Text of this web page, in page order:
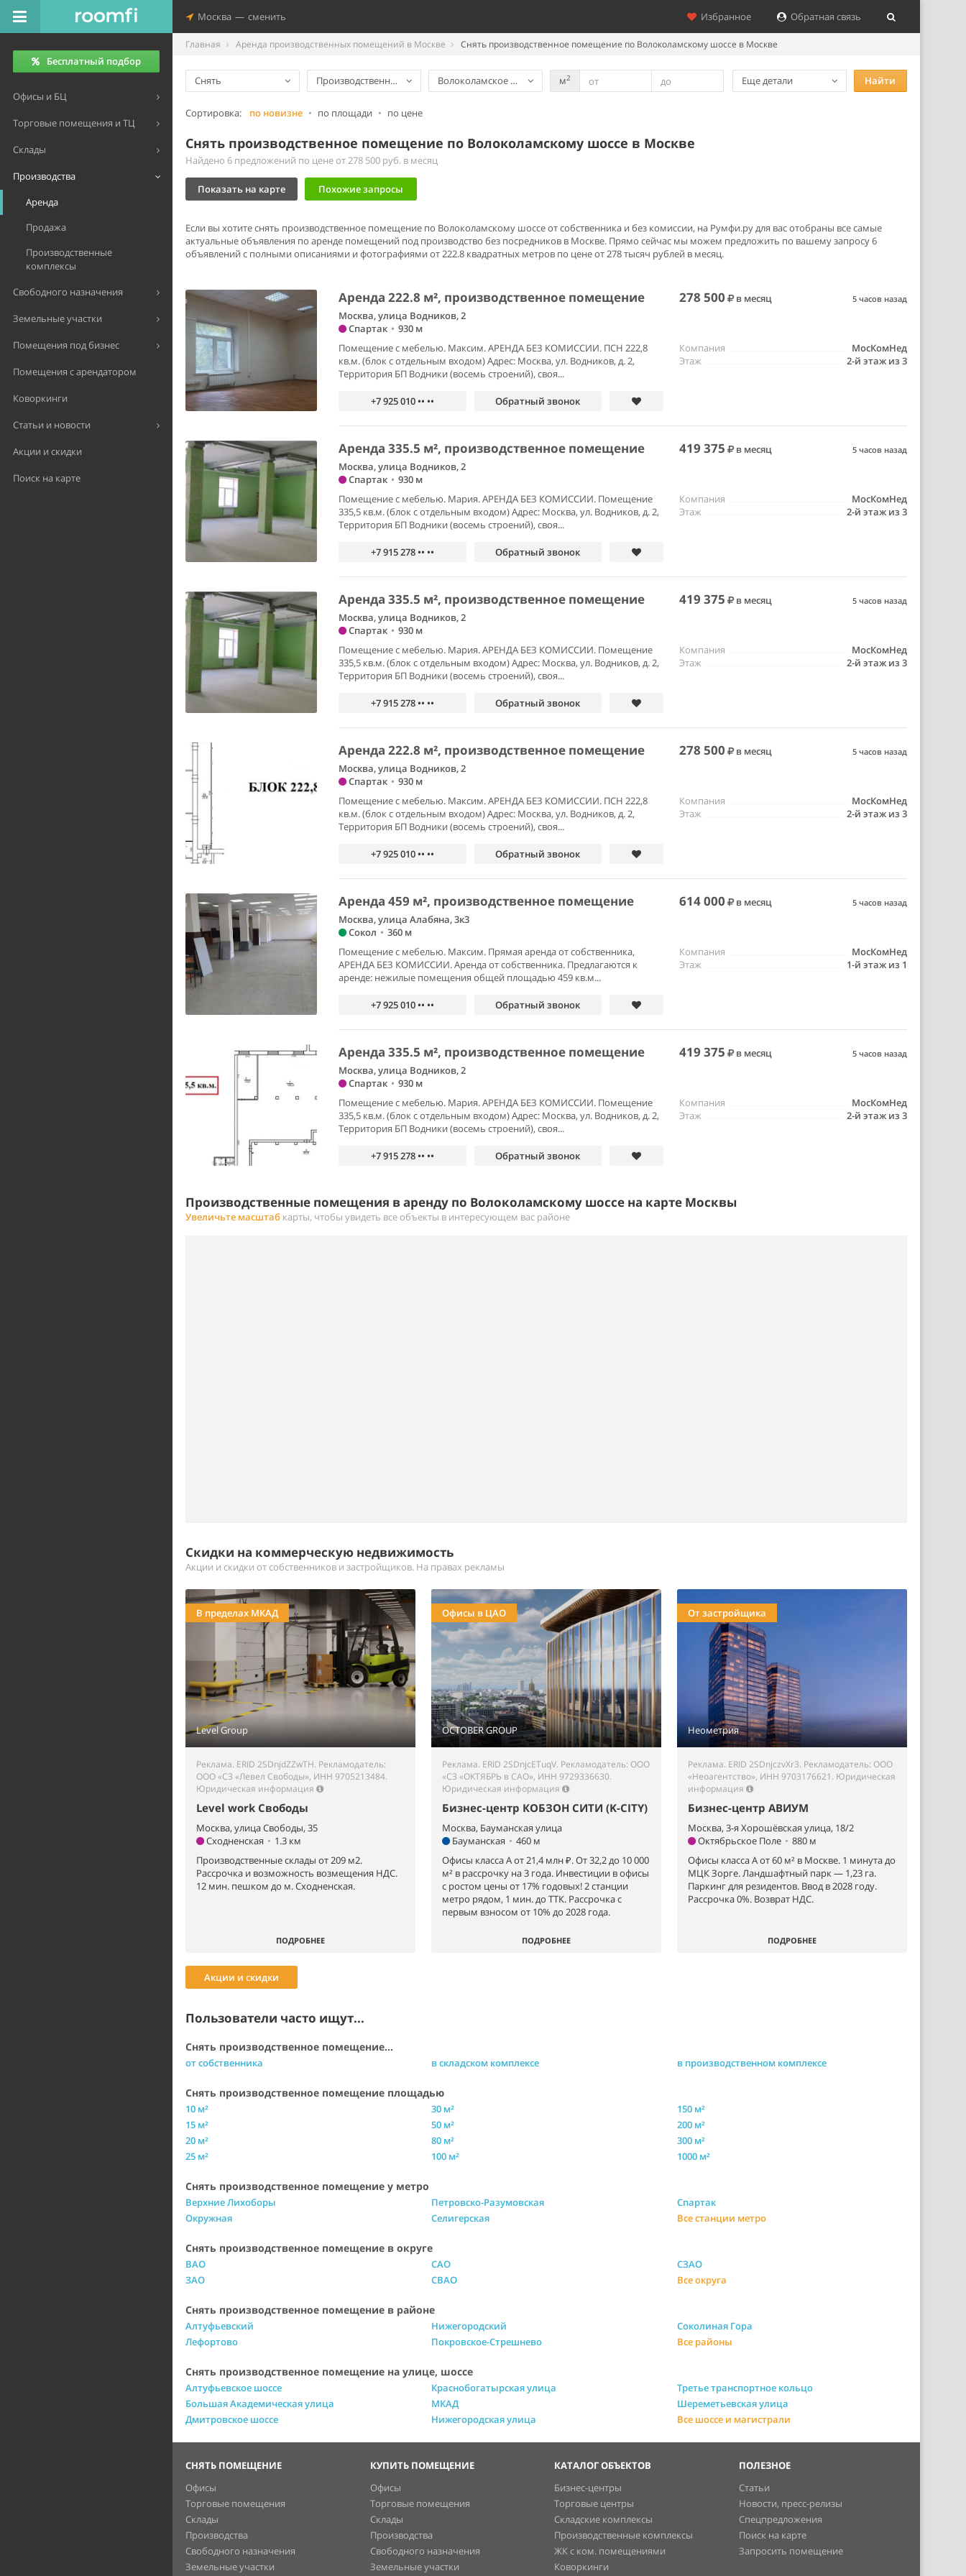
Москва — сменить Избранное Обратная связь
Бесплатный подбор
Офисы и БЦ
Торговые помещения и ТЦ
Склады
Производства
Аренда
Продажа
Производственные
комплексы
Свободного назначения
Земельные участки
Помещения под бизнес
Помещения с арендатором
Коворкинги
Статьи и новости
Акции и скидки
Поиск на карте
Главная Аренда производственных помещений в Москве Снять производственное помещение по Волоколамскому шоссе в Москве
Снять Производственное помещениеВолоколамское шоссе м2 Еще детали Найти
Сортировка: по новизне • по площади • по цене
Снять производственное помещение по Волоколамскому шоссе в Москве
Найдено 6 предложений по цене от 278 500 руб. в месяц
Показать на карте Похожие запросы
Если вы хотите снять производственное помещение по Волоколамскому шоссе от собственника и без комиссии, на Румфи.ру для вас отобраны все самые
актуальные объявления по аренде помещений под производство без посредников в Москве. Прямо сейчас мы можем предложить по вашему запросу 6
объявлений с полными описаниями и фотографиями от 222.8 квадратных метров по цене от 278 тысяч рублей в месяц.
Аренда 222.8 м², производственное помещение 278 500 в месяц 5 часов назад
Москва, улица Водников, 2
Спартак • 930 м
Помещение с мебелью. Максим. АРЕНДА БЕЗ КОМИССИИ. ПСН 222,8
кв.м. (блок с отдельным входом) Адрес: Москва, ул. Водников, д. 2,
Территория БП Водники (восемь строений), своя...
МосКомНед
Компания
2-й этаж из 3
Этаж
+7 925 010 •• •• Обратный звонок
Аренда 335.5 м², производственное помещение 419 375 в месяц 5 часов назад
Москва, улица Водников, 2
Спартак • 930 м
Помещение с мебелью. Мария. АРЕНДА БЕЗ КОМИССИИ. Помещение
335,5 кв.м. (блок с отдельным входом) Адрес: Москва, ул. Водников, д. 2,
Территория БП Водники (восемь строений), своя...
МосКомНед
Компания
2-й этаж из 3
Этаж
+7 915 278 •• •• Обратный звонок
Аренда 335.5 м², производственное помещение 419 375 в месяц 5 часов назад
Москва, улица Водников, 2
Спартак • 930 м
Помещение с мебелью. Мария. АРЕНДА БЕЗ КОМИССИИ. Помещение
335,5 кв.м. (блок с отдельным входом) Адрес: Москва, ул. Водников, д. 2,
Территория БП Водники (восемь строений), своя...
МосКомНед
Компания
2-й этаж из 3
Этаж
+7 915 278 •• •• Обратный звонок
Аренда 222.8 м², производственное помещение 278 500 в месяц 5 часов назад
Москва, улица Водников, 2
Спартак • 930 м
Помещение с мебелью. Максим. АРЕНДА БЕЗ КОМИССИИ. ПСН 222,8
кв.м. (блок с отдельным входом) Адрес: Москва, ул. Водников, д. 2,
Территория БП Водники (восемь строений), своя...
МосКомНед
Компания
2-й этаж из 3
Этаж
+7 925 010 •• •• Обратный звонок
Аренда 459 м², производственное помещение 614 000 в месяц 5 часов назад
Москва, улица Алабяна, 3к3
Сокол • 360 м
Помещение с мебелью. Максим. Прямая аренда от собственника,
АРЕНДА БЕЗ КОМИССИИ. Аренда от собственника. Предлагаются к
аренде: нежилые помещения общей площадью 459 кв.м...
МосКомНед
Компания
1-й этаж из 1
Этаж
+7 925 010 •• •• Обратный звонок
Аренда 335.5 м², производственное помещение 419 375 в месяц 5 часов назад
Москва, улица Водников, 2
Спартак • 930 м
Помещение с мебелью. Мария. АРЕНДА БЕЗ КОМИССИИ. Помещение
335,5 кв.м. (блок с отдельным входом) Адрес: Москва, ул. Водников, д. 2,
Территория БП Водники (восемь строений), своя...
МосКомНед
Компания
2-й этаж из 3
Этаж
+7 915 278 •• •• Обратный звонок
Производственные помещения в аренду по Волоколамскому шоссе на карте Москвы
Увеличьте масштаб карты, чтобы увидеть все объекты в интересующем вас районе
Скидки на коммерческую недвижимость
Акции и скидки от собственников и застройщиков. На правах рекламы
Level Group
В пределах МКАД
Реклама. ERID 2SDnjdZZwTH. Рекламодатель:
ООО «СЗ «Левел Свободы», ИНН 9705213484.
Юридическая информация
Level work Свободы
Москва, улица Свободы, 35
Сходненская • 1.3 км
Производственные склады от 209 м2.
Рассрочка и возможность возмещения НДС.
12 мин. пешком до м. Сходненская.
ПОДРОБНЕЕ
OCTOBER GROUP
Офисы в ЦАО
Реклама. ERID 2SDnjcETuqV. Рекламодатель: ООО
«СЗ «ОКТЯБРЬ в САО», ИНН 9729336630.
Юридическая информация
Бизнес-центр КОБЗОН СИТИ (K-CITY)
Москва, Бауманская улица
Бауманская • 460 м
Офисы класса А от 21,4 млн ₽. От 32,2 до 10 000
м² в рассрочку на 3 года. Инвестиции в офисы
с ростом цены от 17% годовых! 2 станции
метро рядом, 1 мин. до ТТК. Рассрочка с
первым взносом от 10% до 2028 года.
ПОДРОБНЕЕ
Неометрия
От застройщика
Реклама. ERID 2SDnjczvXr3. Рекламодатель: ООО
«Неоагентство», ИНН 9703176621. Юридическая
информация
Бизнес-центр АВИУМ
Москва, 3-я Хорошёвская улица, 18/2
Октябрьское Поле • 880 м
Офисы класса А от 60 м² в Москве. 1 минута до
МЦК Зорге. Ландшафтный парк — 1,23 га.
Паркинг для резидентов. Ввод в 2028 году.
Рассрочка 0%. Возврат НДС.
ПОДРОБНЕЕ
Акции и скидки
Пользователи часто ищут...
Снять производственное помещение...
от собственника в складском комплексе в производственном комплексе
Снять производственное помещение площадью
10 м²
15 м²
20 м²
25 м²
30 м²
50 м²
80 м²
100 м²
150 м²
200 м²
300 м²
1000 м²
Снять производственное помещение у метро
Верхние Лихоборы
Окружная
Петровско-Разумовская
Селигерская
Спартак
Все станции метро
Снять производственное помещение в округе
ВАО
ЗАО
САО
СВАО
СЗАО
Все округа
Снять производственное помещение в районе
Алтуфьевский
Лефортово
Нижегородский
Покровское-Стрешнево
Соколиная Гора
Все районы
Снять производственное помещение на улице, шоссе
Алтуфьевское шоссе
Большая Академическая улица
Дмитровское шоссе
Краснобогатырская улица
МКАД
Нижегородская улица
Третье транспортное кольцо
Шереметьевская улица
Все шоссе и магистрали
СНЯТЬ ПОМЕЩЕНИЕ
Офисы
Торговые помещения
Склады
Производства
Свободного назначения
Земельные участки
КУПИТЬ ПОМЕЩЕНИЕ
Офисы
Торговые помещения
Склады
Производства
Свободного назначения
Земельные участки
КАТАЛОГ ОБЪЕКТОВ
Бизнес-центры
Торговые центры
Складские комплексы
Производственные комплексы
ЖК с ком. помещениями
Коворкинги
ПОЛЕЗНОЕ
Статьи
Новости, пресс-релизы
Спецпредложения
Поиск на карте
Запросить помещение